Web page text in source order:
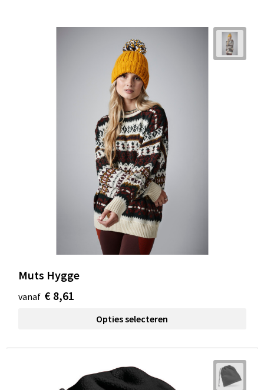
Muts Hygge
vanaf € 8,61
Opties selecteren